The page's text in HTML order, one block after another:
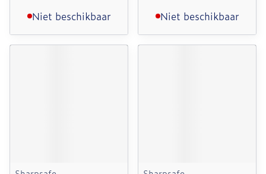
Niet beschikbaar Niet beschikbaar